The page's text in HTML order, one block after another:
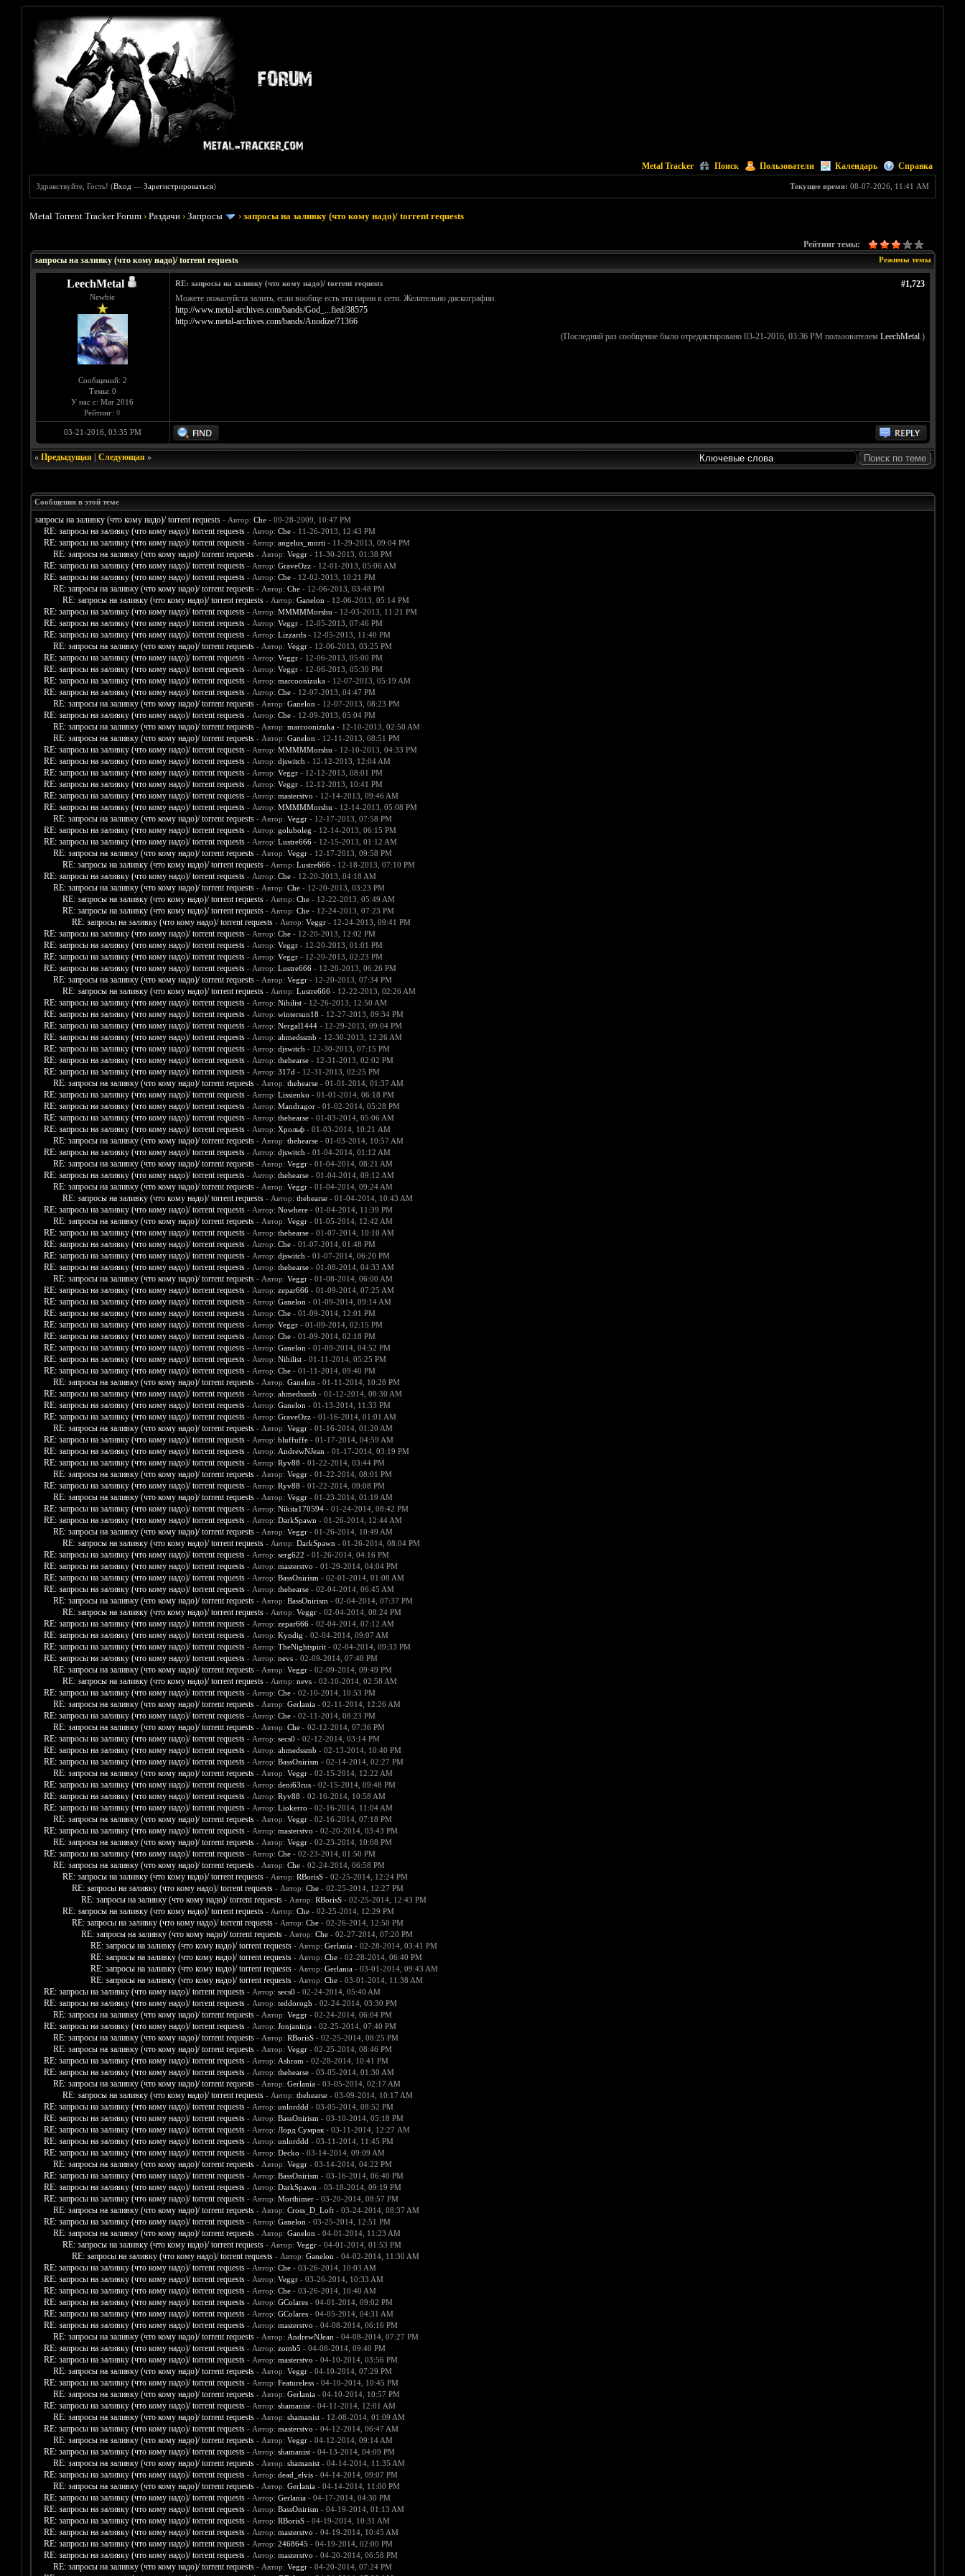
Metal Tracker Поиск Пользователи Календарь Справка
Текущее время: 08-07-2026, 11:41 AM
Здравствуйте, Гость! (Вход —Зарегистрироваться)
Metal Torrent Tracker Forum ›Раздачи ›Запросы ›запросы на заливку (что кому надо)/ torrent requests
Рейтинг темы:
Режимы темы
запросы на заливку (что кому надо)/ torrent requests
LeechMetal
Newbie
Сообщений: 2
Темы: 0
У нас с: Mar 2016
Рейтинг: 0
#1,723
RE: запросы на заливку (что кому надо)/ torrent requests
Можете пожалуйста залить, если вообще есть эти парни в сети. Желательно дискографии.
http://www.metal-archives.com/bands/God_...fied/38575
http://www.metal-archives.com/bands/Anodize/71366
(Последний раз сообщение было отредактировано 03-21-2016, 03:36 PM пользователем LeechMetal.)
03-21-2016, 03:35 PM
« Предыдущая| Следующая»
Сообщения в этой теме
запросы на заливку (что кому надо)/ torrent requests - Автор: Che- 09-28-2009, 10:47 PM
RE: запросы на заливку (что кому надо)/ torrent requests - Автор: Che- 11-26-2013, 12:43 PM
RE: запросы на заливку (что кому надо)/ torrent requests - Автор: angelus_morti - 11-29-2013, 09:04 PM
RE: запросы на заливку (что кому надо)/ torrent requests - Автор: Veggr- 11-30-2013, 01:38 PM
RE: запросы на заливку (что кому надо)/ torrent requests - Автор: GraveOzz- 12-01-2013, 05:06 AM
RE: запросы на заливку (что кому надо)/ torrent requests - Автор: Che- 12-02-2013, 10:21 PM
RE: запросы на заливку (что кому надо)/ torrent requests - Автор: Che- 12-06-2013, 03:48 PM
RE: запросы на заливку (что кому надо)/ torrent requests - Автор: Ganelon - 12-06-2013, 05:14 PM
RE: запросы на заливку (что кому надо)/ torrent requests - Автор: MMMMMorshu - 12-03-2013, 11:21 PM
RE: запросы на заливку (что кому надо)/ torrent requests - Автор: Veggr- 12-05-2013, 07:46 PM
RE: запросы на заливку (что кому надо)/ torrent requests - Автор: Lizzards- 12-05-2013, 11:40 PM
RE: запросы на заливку (что кому надо)/ torrent requests - Автор: Veggr- 12-06-2013, 03:25 PM
RE: запросы на заливку (что кому надо)/ torrent requests - Автор: Veggr- 12-06-2013, 05:00 PM
RE: запросы на заливку (что кому надо)/ torrent requests - Автор: Veggr- 12-06-2013, 05:30 PM
RE: запросы на заливку (что кому надо)/ torrent requests - Автор: marcoonizuka- 12-07-2013, 05:19 AM
RE: запросы на заливку (что кому надо)/ torrent requests - Автор: Che- 12-07-2013, 04:47 PM
RE: запросы на заливку (что кому надо)/ torrent requests - Автор: Ganelon - 12-07-2013, 08:23 PM
RE: запросы на заливку (что кому надо)/ torrent requests - Автор: Che- 12-09-2013, 05:04 PM
RE: запросы на заливку (что кому надо)/ torrent requests - Автор: marcoonizuka- 12-10-2013, 02:50 AM
RE: запросы на заливку (что кому надо)/ torrent requests - Автор: Ganelon - 12-11-2013, 08:51 PM
RE: запросы на заливку (что кому надо)/ torrent requests - Автор: MMMMMorshu - 12-10-2013, 04:33 PM
RE: запросы на заливку (что кому надо)/ torrent requests - Автор: djswitch - 12-12-2013, 12:04 AM
RE: запросы на заливку (что кому надо)/ torrent requests - Автор: Veggr- 12-12-2013, 08:01 PM
RE: запросы на заливку (что кому надо)/ torrent requests - Автор: Veggr- 12-12-2013, 10:41 PM
RE: запросы на заливку (что кому надо)/ torrent requests - Автор: masterstvo - 12-14-2013, 09:46 AM
RE: запросы на заливку (что кому надо)/ torrent requests - Автор: MMMMMorshu - 12-14-2013, 05:08 PM
RE: запросы на заливку (что кому надо)/ torrent requests - Автор: Veggr- 12-17-2013, 07:58 PM
RE: запросы на заливку (что кому надо)/ torrent requests - Автор: goluboleg - 12-14-2013, 06:15 PM
RE: запросы на заливку (что кому надо)/ torrent requests - Автор: Lustre666- 12-15-2013, 01:12 AM
RE: запросы на заливку (что кому надо)/ torrent requests - Автор: Veggr- 12-17-2013, 09:58 PM
RE: запросы на заливку (что кому надо)/ torrent requests - Автор: Lustre666- 12-18-2013, 07:10 PM
RE: запросы на заливку (что кому надо)/ torrent requests - Автор: Che- 12-20-2013, 04:18 AM
RE: запросы на заливку (что кому надо)/ torrent requests - Автор: Che- 12-20-2013, 03:23 PM
RE: запросы на заливку (что кому надо)/ torrent requests - Автор: Che- 12-22-2013, 05:49 AM
RE: запросы на заливку (что кому надо)/ torrent requests - Автор: Che- 12-24-2013, 07:23 PM
RE: запросы на заливку (что кому надо)/ torrent requests - Автор: Veggr- 12-24-2013, 09:41 PM
RE: запросы на заливку (что кому надо)/ torrent requests - Автор: Che- 12-20-2013, 12:02 PM
RE: запросы на заливку (что кому надо)/ torrent requests - Автор: Veggr- 12-20-2013, 01:01 PM
RE: запросы на заливку (что кому надо)/ torrent requests - Автор: Veggr- 12-20-2013, 02:23 PM
RE: запросы на заливку (что кому надо)/ torrent requests - Автор: Lustre666- 12-20-2013, 06:26 PM
RE: запросы на заливку (что кому надо)/ torrent requests - Автор: Veggr- 12-20-2013, 07:34 PM
RE: запросы на заливку (что кому надо)/ torrent requests - Автор: Lustre666- 12-22-2013, 02:26 AM
RE: запросы на заливку (что кому надо)/ torrent requests - Автор: Nihilist- 12-26-2013, 12:50 AM
RE: запросы на заливку (что кому надо)/ torrent requests - Автор: wintersun18 - 12-27-2013, 09:34 PM
RE: запросы на заливку (что кому надо)/ torrent requests - Автор: Nergal1444- 12-29-2013, 09:04 PM
RE: запросы на заливку (что кому надо)/ torrent requests - Автор: ahmedssmb - 12-30-2013, 12:26 AM
RE: запросы на заливку (что кому надо)/ torrent requests - Автор: djswitch - 12-30-2013, 07:15 PM
RE: запросы на заливку (что кому надо)/ torrent requests - Автор: thehearse- 12-31-2013, 02:02 PM
RE: запросы на заливку (что кому надо)/ torrent requests - Автор: 317d - 12-31-2013, 02:25 PM
RE: запросы на заливку (что кому надо)/ torrent requests - Автор: thehearse- 01-01-2014, 01:37 AM
RE: запросы на заливку (что кому надо)/ torrent requests - Автор: Lissienko - 01-01-2014, 06:18 PM
RE: запросы на заливку (что кому надо)/ torrent requests - Автор: Mandragor- 01-02-2014, 05:28 PM
RE: запросы на заливку (что кому надо)/ torrent requests - Автор: thehearse- 01-03-2014, 05:06 AM
RE: запросы на заливку (что кому надо)/ torrent requests - Автор: Хрольф- 01-03-2014, 10:21 AM
RE: запросы на заливку (что кому надо)/ torrent requests - Автор: thehearse- 01-03-2014, 10:57 AM
RE: запросы на заливку (что кому надо)/ torrent requests - Автор: djswitch - 01-04-2014, 01:12 AM
RE: запросы на заливку (что кому надо)/ torrent requests - Автор: Veggr- 01-04-2014, 08:21 AM
RE: запросы на заливку (что кому надо)/ torrent requests - Автор: thehearse- 01-04-2014, 09:12 AM
RE: запросы на заливку (что кому надо)/ torrent requests - Автор: Veggr- 01-04-2014, 09:24 AM
RE: запросы на заливку (что кому надо)/ torrent requests - Автор: thehearse- 01-04-2014, 10:43 AM
RE: запросы на заливку (что кому надо)/ torrent requests - Автор: Nowhere- 01-04-2014, 11:39 PM
RE: запросы на заливку (что кому надо)/ torrent requests - Автор: Veggr- 01-05-2014, 12:42 AM
RE: запросы на заливку (что кому надо)/ torrent requests - Автор: thehearse- 01-07-2014, 10:10 AM
RE: запросы на заливку (что кому надо)/ torrent requests - Автор: Che- 01-07-2014, 01:48 PM
RE: запросы на заливку (что кому надо)/ torrent requests - Автор: djswitch - 01-07-2014, 06:20 PM
RE: запросы на заливку (что кому надо)/ torrent requests - Автор: thehearse- 01-08-2014, 04:33 AM
RE: запросы на заливку (что кому надо)/ torrent requests - Автор: Veggr- 01-08-2014, 06:00 AM
RE: запросы на заливку (что кому надо)/ torrent requests - Автор: zepar666- 01-09-2014, 07:25 AM
RE: запросы на заливку (что кому надо)/ torrent requests - Автор: Ganelon - 01-09-2014, 09:14 AM
RE: запросы на заливку (что кому надо)/ torrent requests - Автор: Che- 01-09-2014, 12:01 PM
RE: запросы на заливку (что кому надо)/ torrent requests - Автор: Veggr- 01-09-2014, 02:15 PM
RE: запросы на заливку (что кому надо)/ torrent requests - Автор: Che- 01-09-2014, 02:18 PM
RE: запросы на заливку (что кому надо)/ torrent requests - Автор: Ganelon - 01-09-2014, 04:52 PM
RE: запросы на заливку (что кому надо)/ torrent requests - Автор: Nihilist- 01-11-2014, 05:25 PM
RE: запросы на заливку (что кому надо)/ torrent requests - Автор: Che- 01-11-2014, 09:40 PM
RE: запросы на заливку (что кому надо)/ torrent requests - Автор: Ganelon - 01-11-2014, 10:28 PM
RE: запросы на заливку (что кому надо)/ torrent requests - Автор: ahmedssmb - 01-12-2014, 08:30 AM
RE: запросы на заливку (что кому надо)/ torrent requests - Автор: Ganelon - 01-13-2014, 11:33 PM
RE: запросы на заливку (что кому надо)/ torrent requests - Автор: GraveOzz- 01-16-2014, 01:01 AM
RE: запросы на заливку (что кому надо)/ torrent requests - Автор: Veggr- 01-16-2014, 01:20 AM
RE: запросы на заливку (что кому надо)/ torrent requests - Автор: bluffuffe- 01-17-2014, 04:59 AM
RE: запросы на заливку (что кому надо)/ torrent requests - Автор: AndrewNJean - 01-17-2014, 03:19 PM
RE: запросы на заливку (что кому надо)/ torrent requests - Автор: Ryv88 - 01-22-2014, 03:44 PM
RE: запросы на заливку (что кому надо)/ torrent requests - Автор: Veggr- 01-22-2014, 08:01 PM
RE: запросы на заливку (что кому надо)/ torrent requests - Автор: Ryv88 - 01-22-2014, 09:08 PM
RE: запросы на заливку (что кому надо)/ torrent requests - Автор: Veggr- 01-23-2014, 01:19 AM
RE: запросы на заливку (что кому надо)/ torrent requests - Автор: Nikita170594- 01-24-2014, 08:42 PM
RE: запросы на заливку (что кому надо)/ torrent requests - Автор: DarkSpawn - 01-26-2014, 12:44 AM
RE: запросы на заливку (что кому надо)/ torrent requests - Автор: Veggr- 01-26-2014, 10:49 AM
RE: запросы на заливку (что кому надо)/ torrent requests - Автор: DarkSpawn - 01-26-2014, 08:04 PM
RE: запросы на заливку (что кому надо)/ torrent requests - Автор: serg622 - 01-26-2014, 04:16 PM
RE: запросы на заливку (что кому надо)/ torrent requests - Автор: masterstvo - 01-29-2014, 04:04 PM
RE: запросы на заливку (что кому надо)/ torrent requests - Автор: BassOnirism - 02-01-2014, 01:08 AM
RE: запросы на заливку (что кому надо)/ torrent requests - Автор: thehearse- 02-04-2014, 06:45 AM
RE: запросы на заливку (что кому надо)/ torrent requests - Автор: BassOnirism - 02-04-2014, 07:37 PM
RE: запросы на заливку (что кому надо)/ torrent requests - Автор: Veggr- 02-04-2014, 08:24 PM
RE: запросы на заливку (что кому надо)/ torrent requests - Автор: zepar666- 02-04-2014, 07:12 AM
RE: запросы на заливку (что кому надо)/ torrent requests - Автор: Kyndig - 02-04-2014, 09:07 AM
RE: запросы на заливку (что кому надо)/ torrent requests - Автор: TheNightspirit- 02-04-2014, 09:33 PM
RE: запросы на заливку (что кому надо)/ torrent requests - Автор: nevs- 02-09-2014, 07:48 PM
RE: запросы на заливку (что кому надо)/ torrent requests - Автор: Veggr- 02-09-2014, 09:49 PM
RE: запросы на заливку (что кому надо)/ torrent requests - Автор: nevs- 02-10-2014, 02:58 AM
RE: запросы на заливку (что кому надо)/ torrent requests - Автор: Che- 02-10-2014, 10:53 PM
RE: запросы на заливку (что кому надо)/ torrent requests - Автор: Gerlania- 02-11-2014, 12:26 AM
RE: запросы на заливку (что кому надо)/ torrent requests - Автор: Che- 02-11-2014, 08:23 PM
RE: запросы на заливку (что кому надо)/ torrent requests - Автор: Che- 02-12-2014, 07:36 PM
RE: запросы на заливку (что кому надо)/ torrent requests - Автор: secs0 - 02-12-2014, 03:14 PM
RE: запросы на заливку (что кому надо)/ torrent requests - Автор: ahmedssmb - 02-13-2014, 10:40 PM
RE: запросы на заливку (что кому надо)/ torrent requests - Автор: BassOnirism - 02-14-2014, 02:27 PM
RE: запросы на заливку (что кому надо)/ torrent requests - Автор: Veggr- 02-15-2014, 12:22 AM
RE: запросы на заливку (что кому надо)/ torrent requests - Автор: deni63rus- 02-15-2014, 09:48 PM
RE: запросы на заливку (что кому надо)/ torrent requests - Автор: Ryv88 - 02-16-2014, 10:58 AM
RE: запросы на заливку (что кому надо)/ torrent requests - Автор: Liokerro - 02-16-2014, 11:04 AM
RE: запросы на заливку (что кому надо)/ torrent requests - Автор: Veggr- 02-16-2014, 07:18 PM
RE: запросы на заливку (что кому надо)/ torrent requests - Автор: masterstvo - 02-20-2014, 03:43 PM
RE: запросы на заливку (что кому надо)/ torrent requests - Автор: Veggr- 02-23-2014, 10:08 PM
RE: запросы на заливку (что кому надо)/ torrent requests - Автор: Che- 02-23-2014, 01:50 PM
RE: запросы на заливку (что кому надо)/ torrent requests - Автор: Che- 02-24-2014, 06:58 PM
RE: запросы на заливку (что кому надо)/ torrent requests - Автор: RBorisS- 02-25-2014, 12:24 PM
RE: запросы на заливку (что кому надо)/ torrent requests - Автор: Che- 02-25-2014, 12:27 PM
RE: запросы на заливку (что кому надо)/ torrent requests - Автор: RBorisS- 02-25-2014, 12:43 PM
RE: запросы на заливку (что кому надо)/ torrent requests - Автор: Che- 02-25-2014, 12:29 PM
RE: запросы на заливку (что кому надо)/ torrent requests - Автор: Che- 02-26-2014, 12:50 PM
RE: запросы на заливку (что кому надо)/ torrent requests - Автор: Che- 02-27-2014, 07:20 PM
RE: запросы на заливку (что кому надо)/ torrent requests - Автор: Gerlania- 02-28-2014, 03:41 PM
RE: запросы на заливку (что кому надо)/ torrent requests - Автор: Che- 02-28-2014, 06:40 PM
RE: запросы на заливку (что кому надо)/ torrent requests - Автор: Gerlania- 03-01-2014, 09:43 AM
RE: запросы на заливку (что кому надо)/ torrent requests - Автор: Che- 03-01-2014, 11:38 AM
RE: запросы на заливку (что кому надо)/ torrent requests - Автор: secs0 - 02-24-2014, 05:40 AM
RE: запросы на заливку (что кому надо)/ torrent requests - Автор: teddorogh - 02-24-2014, 03:30 PM
RE: запросы на заливку (что кому надо)/ torrent requests - Автор: Veggr- 02-24-2014, 06:04 PM
RE: запросы на заливку (что кому надо)/ torrent requests - Автор: Jonjaninja- 02-25-2014, 07:40 PM
RE: запросы на заливку (что кому надо)/ torrent requests - Автор: RBorisS- 02-25-2014, 08:25 PM
RE: запросы на заливку (что кому надо)/ torrent requests - Автор: Veggr- 02-25-2014, 08:46 PM
RE: запросы на заливку (что кому надо)/ torrent requests - Автор: Ashram - 02-28-2014, 10:41 PM
RE: запросы на заливку (что кому надо)/ torrent requests - Автор: thehearse- 03-05-2014, 01:30 AM
RE: запросы на заливку (что кому надо)/ torrent requests - Автор: Gerlania- 03-05-2014, 02:17 AM
RE: запросы на заливку (что кому надо)/ torrent requests - Автор: thehearse- 03-09-2014, 10:17 AM
RE: запросы на заливку (что кому надо)/ torrent requests - Автор: unlorddd - 03-05-2014, 08:52 PM
RE: запросы на заливку (что кому надо)/ torrent requests - Автор: BassOnirism - 03-10-2014, 05:18 PM
RE: запросы на заливку (что кому надо)/ torrent requests - Автор: Лорд Сумрак- 03-11-2014, 12:27 AM
RE: запросы на заливку (что кому надо)/ torrent requests - Автор: unlorddd - 03-11-2014, 11:45 PM
RE: запросы на заливку (что кому надо)/ torrent requests - Автор: Decko - 03-14-2014, 09:09 AM
RE: запросы на заливку (что кому надо)/ torrent requests - Автор: Veggr- 03-14-2014, 04:22 PM
RE: запросы на заливку (что кому надо)/ torrent requests - Автор: BassOnirism - 03-16-2014, 06:40 PM
RE: запросы на заливку (что кому надо)/ torrent requests - Автор: DarkSpawn - 03-18-2014, 09:19 PM
RE: запросы на заливку (что кому надо)/ torrent requests - Автор: Morthimer- 03-20-2014, 08:57 PM
RE: запросы на заливку (что кому надо)/ torrent requests - Автор: Cross_D_Loft- 03-24-2014, 08:37 AM
RE: запросы на заливку (что кому надо)/ torrent requests - Автор: Ganelon - 03-25-2014, 12:51 PM
RE: запросы на заливку (что кому надо)/ torrent requests - Автор: Ganelon - 04-01-2014, 11:23 AM
RE: запросы на заливку (что кому надо)/ torrent requests - Автор: Veggr- 04-01-2014, 01:53 PM
RE: запросы на заливку (что кому надо)/ torrent requests - Автор: Ganelon - 04-02-2014, 11:30 AM
RE: запросы на заливку (что кому надо)/ torrent requests - Автор: Che- 03-26-2014, 10:03 AM
RE: запросы на заливку (что кому надо)/ torrent requests - Автор: Veggr- 03-26-2014, 10:33 AM
RE: запросы на заливку (что кому надо)/ torrent requests - Автор: Che- 03-26-2014, 10:40 AM
RE: запросы на заливку (что кому надо)/ torrent requests - Автор: GColares- 04-01-2014, 09:02 PM
RE: запросы на заливку (что кому надо)/ torrent requests - Автор: GColares- 04-05-2014, 04:31 AM
RE: запросы на заливку (что кому надо)/ torrent requests - Автор: masterstvo - 04-08-2014, 06:16 PM
RE: запросы на заливку (что кому надо)/ torrent requests - Автор: AndrewNJean - 04-08-2014, 07:27 PM
RE: запросы на заливку (что кому надо)/ torrent requests - Автор: zomb5 - 04-08-2014, 09:40 PM
RE: запросы на заливку (что кому надо)/ torrent requests - Автор: masterstvo - 04-10-2014, 03:56 PM
RE: запросы на заливку (что кому надо)/ torrent requests - Автор: Veggr- 04-10-2014, 07:29 PM
RE: запросы на заливку (что кому надо)/ torrent requests - Автор: Featureless- 04-10-2014, 10:45 PM
RE: запросы на заливку (что кому надо)/ torrent requests - Автор: Gerlania- 04-10-2014, 10:57 PM
RE: запросы на заливку (что кому надо)/ torrent requests - Автор: shamanist- 04-11-2014, 12:01 AM
RE: запросы на заливку (что кому надо)/ torrent requests - Автор: shamanist- 12-08-2014, 01:09 AM
RE: запросы на заливку (что кому надо)/ torrent requests - Автор: masterstvo - 04-12-2014, 06:47 AM
RE: запросы на заливку (что кому надо)/ torrent requests - Автор: Veggr- 04-12-2014, 09:14 AM
RE: запросы на заливку (что кому надо)/ torrent requests - Автор: shamanist- 04-13-2014, 04:09 PM
RE: запросы на заливку (что кому надо)/ torrent requests - Автор: shamanist- 04-14-2014, 11:35 AM
RE: запросы на заливку (что кому надо)/ torrent requests - Автор: dead_elvis- 04-14-2014, 09:07 PM
RE: запросы на заливку (что кому надо)/ torrent requests - Автор: Gerlania- 04-14-2014, 11:00 PM
RE: запросы на заливку (что кому надо)/ torrent requests - Автор: Gerlania- 04-17-2014, 04:30 PM
RE: запросы на заливку (что кому надо)/ torrent requests - Автор: BassOnirism - 04-19-2014, 01:13 AM
RE: запросы на заливку (что кому надо)/ torrent requests - Автор: RBorisS- 04-19-2014, 10:31 AM
RE: запросы на заливку (что кому надо)/ torrent requests - Автор: masterstvo - 04-19-2014, 10:45 AM
RE: запросы на заливку (что кому надо)/ torrent requests - Автор: 2468645 - 04-19-2014, 02:00 PM
RE: запросы на заливку (что кому надо)/ torrent requests - Автор: masterstvo - 04-20-2014, 06:58 PM
RE: запросы на заливку (что кому надо)/ torrent requests - Автор: Veggr- 04-20-2014, 07:24 PM